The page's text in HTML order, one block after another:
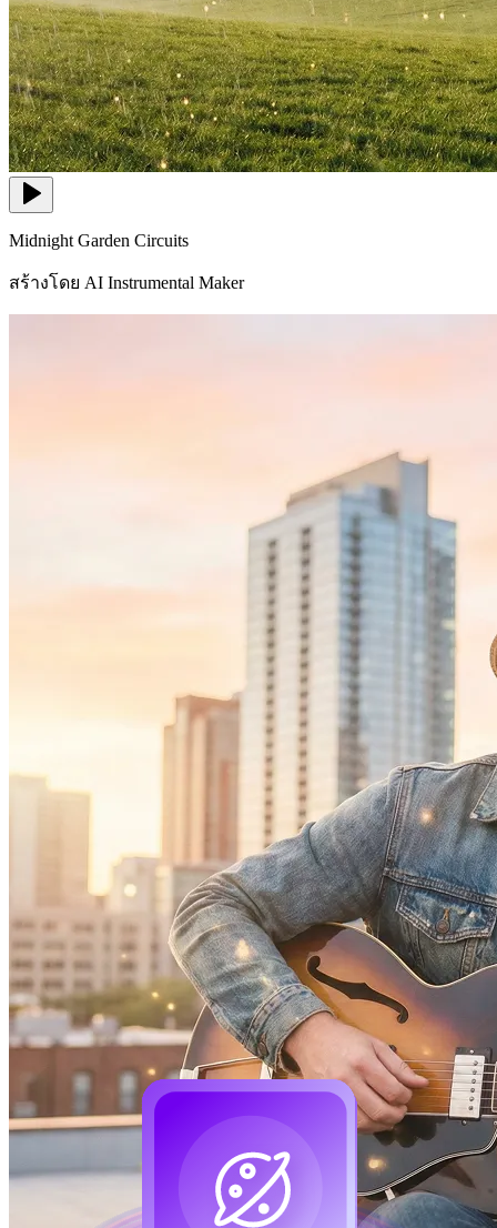
Midnight Garden Circuits
สร้างโดย AI Instrumental Maker